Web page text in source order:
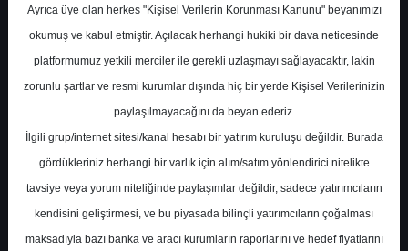
Ayrıca üye olan herkes "Kişisel Verilerin Korunması Kanunu" beyanımızı
okumuş ve kabul etmiştir. Açılacak herhangi hukiki bir dava neticesinde
platformumuz yetkili merciler ile gerekli uzlaşmayı sağlayacaktır, lakin
zorunlu şartlar ve resmi kurumlar dışında hiç bir yerde Kişisel Verilerinizin
paylaşılmayacağını da beyan ederiz.
İlgili grup/internet sitesi/kanal hesabı bir yatırım kuruluşu değildir. Burada
gördükleriniz herhangi bir varlık için alım/satım yönlendirici nitelikte
tavsiye veya yorum niteliğinde paylaşımlar değildir, sadece yatırımcıların
kendisini geliştirmesi, ve bu piyasada bilinçli yatırımcıların çoğalması
maksadıyla bazı banka ve aracı kurumların raporlarını ve hedef fiyatlarını